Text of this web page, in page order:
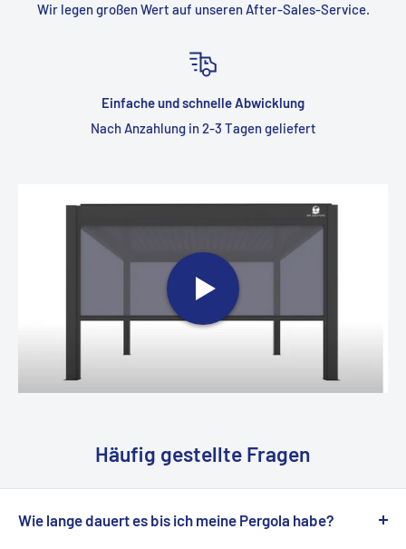
Wir legen großen Wert auf unseren After-Sales-Service.
Einfache und schnelle Abwicklung
Nach Anzahlung in 2-3 Tagen geliefert
Häufig gestellte Fragen
Wie lange dauert es bis ich meine Pergola habe?